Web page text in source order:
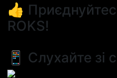
👍
ROKS!
📱 Слухайте зі